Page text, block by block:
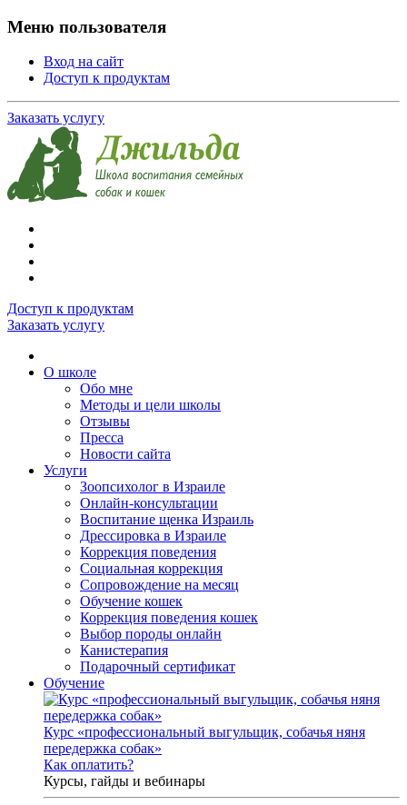
Меню пользователя
Вход на сайт
Доступ к продуктам
Заказать услугу
Доступ к продуктам
Заказать услугу
О школе
Обо мне
Методы и цели школы
Отзывы
Пресса
Новости сайта
Услуги
Зоопсихолог в Израиле
Онлайн-консультации
Воспитание щенка Израиль
Дрессировка в Израиле
Коррекция поведения
Социальная коррекция
Сопровождение на месяц
Обучение кошек
Коррекция поведения кошек
Выбор породы онлайн
Канистерапия
Подарочный сертификат
Обучение
Курс «профессиональный выгульщик, собачья няня
передержка собак»
Как оплатить?
Курсы, гайды и вебинары